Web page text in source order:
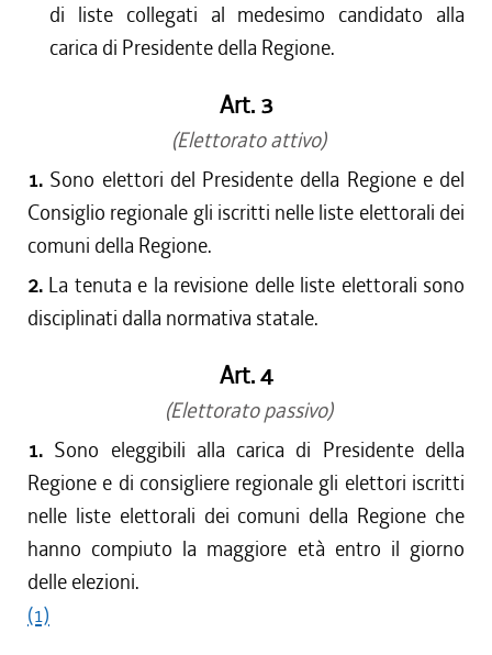
di liste collegati al medesimo candidato alla
carica di Presidente della Regione.
Art. 3
(Elettorato attivo)
1. Sono elettori del Presidente della Regione e del
Consiglio regionale gli iscritti nelle liste elettorali dei
comuni della Regione.
2. La tenuta e la revisione delle liste elettorali sono
disciplinati dalla normativa statale.
Art. 4
(Elettorato passivo)
1. Sono eleggibili alla carica di Presidente della
Regione e di consigliere regionale gli elettori iscritti
nelle liste elettorali dei comuni della Regione che
hanno compiuto la maggiore età entro il giorno
delle elezioni.
(1)